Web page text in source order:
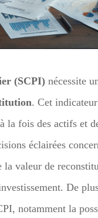
(SCPI) nécessite
. Cet
la fois des actifs et
éclairées
valeur de
De
notamment la